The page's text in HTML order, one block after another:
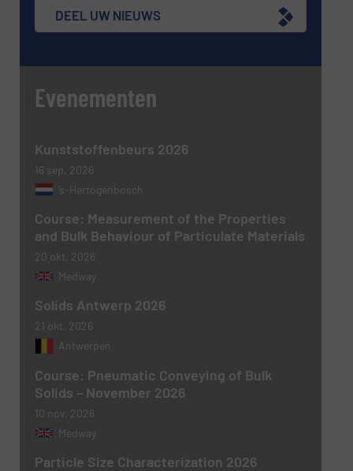
Ja, schrijf mij in voor de BulkTech
VERSTUREN
DEEL UW NIEUWS
Evenementen
Kunststoffenbeurs 2026
16 sep, 2026
’s-Hertogenbosch
Course: Measurement of the Properties
and Bulk Behaviour of Particulate Materials
20 okt, 2026
Medway
Solids Antwerp 2026
21 okt, 2026
Antwerpen
Course: Pneumatic Conveying of Bulk
Solids – November 2026
10 nov, 2026
Medway
Particle Size Characterization 2026